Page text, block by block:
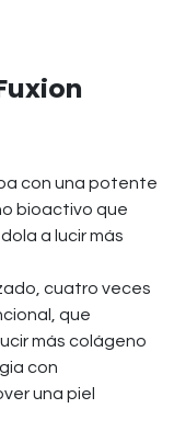
con una potente
bioactivo que
a lucir más
cuatro veces
que
más colágeno
con
una piel